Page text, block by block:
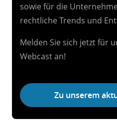
sowie für die
rechtliche Trends und
Melden Sie sich jetzt für
Webcast an!
Zu unserem